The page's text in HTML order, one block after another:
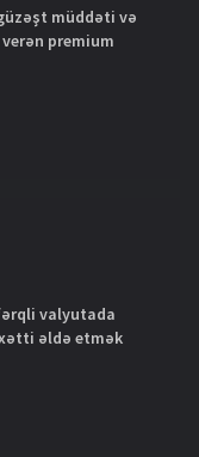
müddəti və
premium
valyutada
əldə etmək